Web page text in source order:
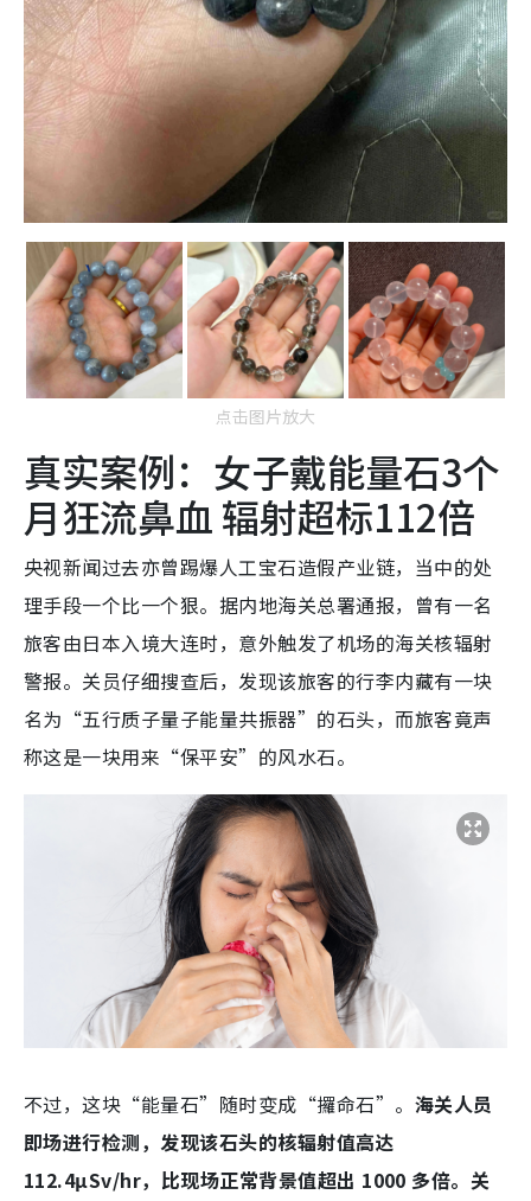
点击图片放大
真实案例：女子戴能量石3个
月狂流鼻血 辐射超标112倍
央视新闻过去亦曾踢爆人工宝石造假产业链，当中的处
理手段一个比一个狠。据内地海关总署通报，曾有一名
旅客由日本入境大连时，意外触发了机场的海关核辐射
警报。关员仔细搜查后，发现该旅客的行李内藏有一块
名为“五行质子量子能量共振器”的石头，而旅客竟声
称这是一块用来“保平安”的风水石。
不过，这块“能量石”随时变成“攞命石”。 海关人员
即场进行检测，发现该石头的核辐射值高达
112.4μSv/hr，比现场正常背景值超出 1000 多倍。关